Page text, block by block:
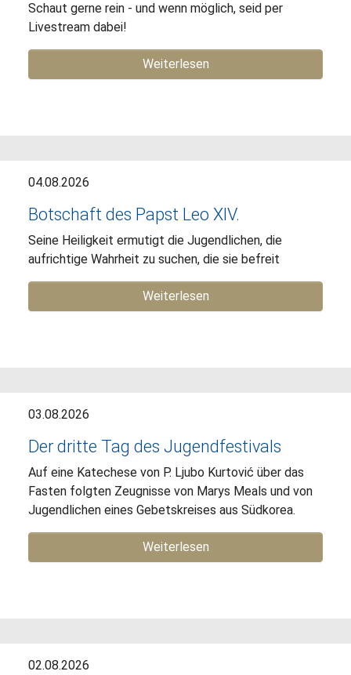
Schaut gerne rein - und wenn möglich, seid per
Livestream dabei!
Weiterlesen
04.08.2026
Botschaft des Papst Leo XIV.
Seine Heiligkeit ermutigt die Jugendlichen, die
aufrichtige Wahrheit zu suchen, die sie befreit
Weiterlesen
03.08.2026
Der dritte Tag des Jugendfestivals
Auf eine Katechese von P. Ljubo Kurtović über das
Fasten folgten Zeugnisse von Marys Meals und von
Jugendlichen eines Gebetskreises aus Südkorea.
Weiterlesen
02.08.2026